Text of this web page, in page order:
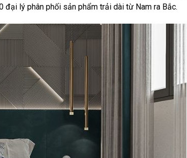
đại lý phân phối sản phẩm trải dài từ Nam ra Bắc.